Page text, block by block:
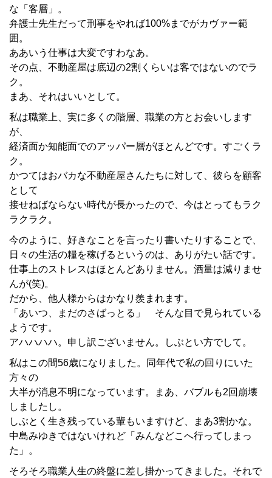
な「客層」。
弁護士先生だって刑事をやれば100%までがカヴァー範
囲。
ああいう仕事は大変ですわなあ。
その点、不動産屋は底辺の2割くらいは客ではないのでラ
ク。
まあ、それはいいとして。
私は職業上、実に多くの階層、職業の方とお会いします
が、
経済面か知能面でのアッパー層がほとんどです。すごくラ
ク。
かつてはおバカな不動産屋さんたちに対して、彼らを顧客
として
接せねばならない時代が長かったので、今はとってもラク
ラクラク。
今のように、好きなことを言ったり書いたりすることで、
日々の生活の糧を稼げるというのは、ありがたい話です。
仕事上のストレスはほとんどありません。酒量は減りませ
んが(笑)。
だから、他人様からはかなり羨まれます。
「あいつ、まだのさばっとる」 そんな目で見られている
ようです。
アハハハハ。申し訳ございません。しぶとい方でして。
私はこの間56歳になりました。同年代で私の回りにいた
方々の
大半が消息不明になっています。まあ、バブルも2回崩壊
しましたし。
しぶとく生き残っている輩もいますけど、まあ3割かな。
中島みゆきではないけれど「みんなどこへ行ってしまっ
た」。
そろそろ職業人生の終盤に差し掛かってきました。それで